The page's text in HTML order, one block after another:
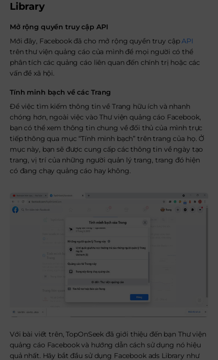
Library
Mở rộng quyền truy cập API
Mới đây, Facebook đã cho mở rộng quyền truy cậpAPI
trên thư viện quảng cáo của mình để mọi người có thể
phân tích các quảng cáo liên quan đến chính trị hoặc các
vấn đề xã hội.
Tính minh bạch về các Trang
Để việc tìm kiếm thông tin về Trang hữu ích và nhanh
chóng hơn, ngoài việc vào Thư viện quảng cáo Facebook,
bạn có thể xem thông tin chung về đối thủ của mình trực
tiếp thông qua mục “Tính minh bạch” trên trang của họ. Ở
mục này, bạn sẽ được cung cấp các thông tin về ngày tạo
trang, vị trí của những người quản lý trang, trang đó hiện
có đang chạy quảng cáo hay không.
Với bài viết trên, TopOnSeek đã giới thiệu đến bạn Thư viện
quảng cáo Facebook và hướng dẫn cách sử dụng nó hiệu
quả nhất. Hãy bắt đầu sử dụng Facebook ads Library như